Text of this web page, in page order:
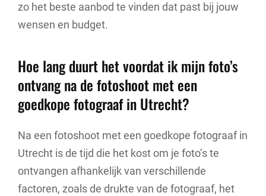
zo het beste aanbod te vinden dat past bij jouw
wensen en budget.
Hoe lang duurt het voordat ik mijn foto’s
ontvang na de fotoshoot met een
goedkope fotograaf in Utrecht?
Na een fotoshoot met een goedkope fotograaf in
Utrecht is de tijd die het kost om je foto’s te
ontvangen afhankelijk van verschillende
factoren, zoals de drukte van de fotograaf, het